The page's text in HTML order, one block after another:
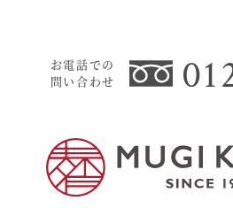
お電話での
問い合わせ